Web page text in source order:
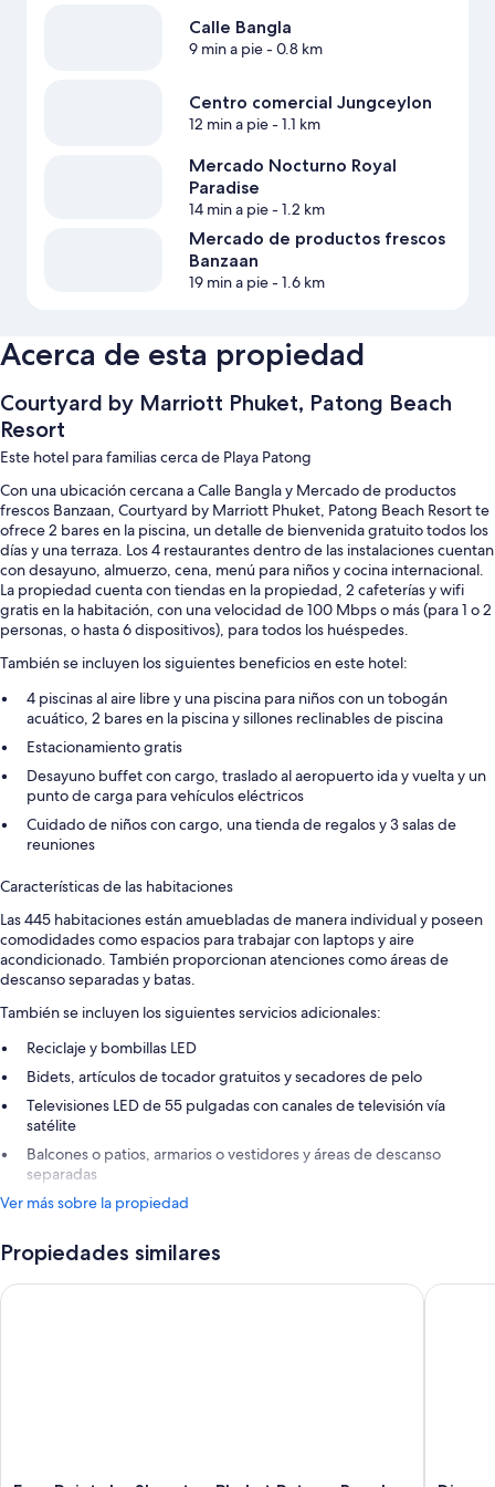
Calle Bangla
9 min a pie- 0.8 km
Centro comercial Jungceylon
12 min a pie- 1.1 km
Mercado Nocturno Royal
Paradise
14 min a pie- 1.2 km
Mercado de productos frescos
Banzaan
19 min a pie- 1.6 km
Acerca de esta propiedad
Courtyard by Marriott Phuket, Patong Beach
Resort
Este hotel para familias cerca de Playa Patong
Con una ubicación cercana a Calle Bangla y Mercado de productos
frescos Banzaan, Courtyard by Marriott Phuket, Patong Beach Resort te
ofrece 2 bares en la piscina, un detalle de bienvenida gratuito todos los
días y una terraza. Los 4 restaurantes dentro de las instalaciones cuentan
con desayuno, almuerzo, cena, menú para niños y cocina internacional.
La propiedad cuenta con tiendas en la propiedad, 2 cafeterías y wifi
gratis en la habitación, con una velocidad de 100 Mbps o más (para 1 o 2
personas, o hasta 6 dispositivos), para todos los huéspedes.
También se incluyen los siguientes beneficios en este hotel:
4 piscinas al aire libre y una piscina para niños con un tobogán
acuático, 2 bares en la piscina y sillones reclinables de piscina
Estacionamiento gratis
Desayuno buffet con cargo, traslado al aeropuerto ida y vuelta y un
punto de carga para vehículos eléctricos
Cuidado de niños con cargo, una tienda de regalos y 3 salas de
reuniones
Características de las habitaciones
Las 445 habitaciones están amuebladas de manera individual y poseen
comodidades como espacios para trabajar con laptops y aire
acondicionado. También proporcionan atenciones como áreas de
descanso separadas y batas.
También se incluyen los siguientes servicios adicionales:
Reciclaje y bombillas LED
Bidets, artículos de tocador gratuitos y secadores de pelo
Televisiones LED de 55 pulgadas con canales de televisión vía
satélite
Balcones o patios, armarios o vestidores y áreas de descanso
separadas
Ver más sobre la propiedad
Propiedades similares
Four Points by Sheraton Phuket Patong Beach Resort